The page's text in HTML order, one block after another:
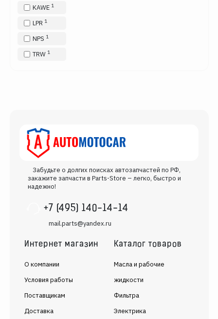
KAWE 1
LPR 1
NPS 1
TRW 1
Забудьте о долгих поисках автозапчастей по РФ,
закажите запчасти в Parts-Store – легко, быстро и
надежно!
+7 (495) 140-14-14
mail.parts@yandex.ru
Интернет магазин
О компании
Условия работы
Поставщикам
Доставка
Каталог товаров
Масла и рабочие
жидкости
Фильтра
Электрика